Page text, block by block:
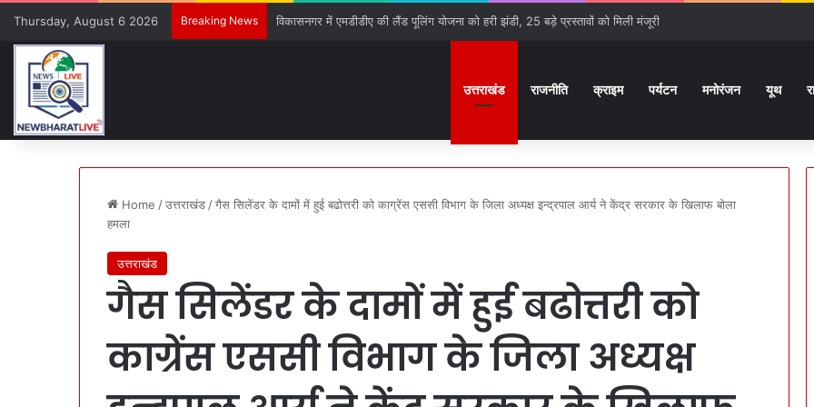
Thursday, August 6 2026 Breaking News विकासनगर में एमडीडीए की लैंड पूलिंग योजना को हरी झंडी, 25 बड़े प्रस्तावों को मिली मंजूरी
उत्तराखंड राजनीति क्राइम पर्यटन मनोरंजन यूथ
Home /उत्तराखंड /गैस सिलेंडर के दामों में हुई बढोत्तरी को काग्रेंस एससी विभाग के जिला अध्यक्ष इन्द्रपाल आर्य ने केंद्र सरकार के खिलाफ बोला
हमला
उत्तराखंड
गैस सिलेंडर के दामों में हुई बढोत्तरी को
काग्रेंस एससी विभाग के जिला अध्यक्ष